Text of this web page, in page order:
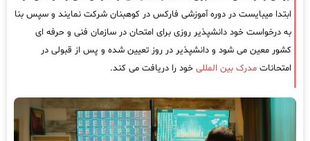
ابتدا میبایست در دوره آموزشی فارکس در کوهبنان شرکت نمایند و سپس بنا
به درخواست خود دانشپذیر روزی برای امتحان در سازمان فنی و حرفه ای
کشور معین می شود و دانشپذیر در روز تعیین شده و پس از قبولی در
امتحانات مدرک بین المللی خود را دریافت می کند.